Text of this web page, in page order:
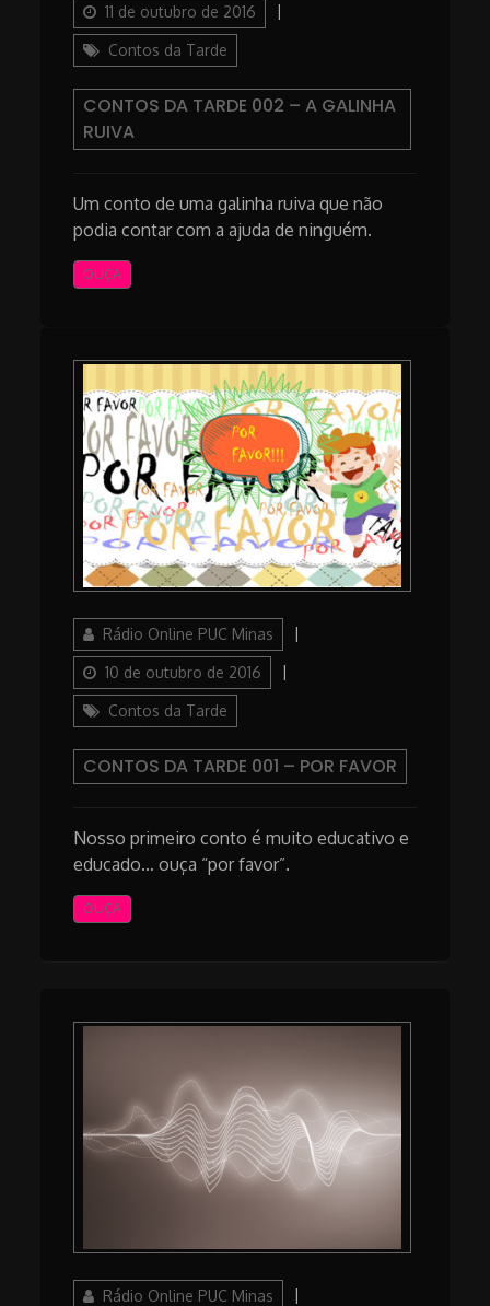
11 de outubro de 2016
Contos da Tarde
CONTOS DA TARDE 002 – A GALINHA
RUIVA
Um conto de uma galinha ruiva que não
podia contar com a ajuda de ninguém.
OUÇA
AuthorRádio Online PUC Minas
10 de outubro de 2016
Contos da Tarde
CONTOS DA TARDE 001 – POR FAVOR
Nosso primeiro conto é muito educativo e
educado… ouça “por favor”.
OUÇA
AuthorRádio Online PUC Minas